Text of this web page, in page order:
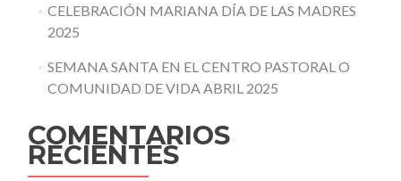
CELEBRACIÓN MARIANA DÍA DE LAS MADRES
2025
SEMANA SANTA EN EL CENTRO PASTORAL O
COMUNIDAD DE VIDA ABRIL 2025
COMENTARIOS
RECIENTES